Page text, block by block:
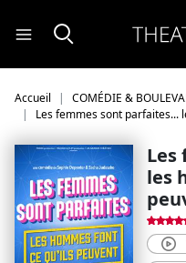
Accueil
COMÉDIE &
Les femmes sont parfaites...
Les
les